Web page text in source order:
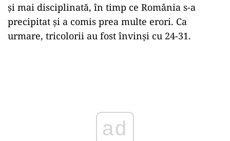
și mai disciplinată, în timp ce România s-a
precipitat și a comis prea multe erori. Ca
urmare, tricolorii au fost învinși cu 24-31.